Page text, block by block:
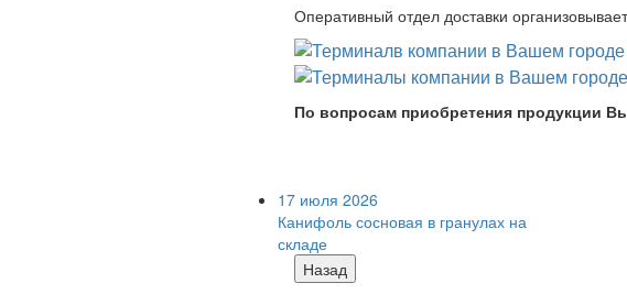
Оперативный отдел доставки
По вопросам приобретения продукции
17 июля 2026
Канифоль сосновая в гранулах на
складе
Назад